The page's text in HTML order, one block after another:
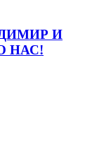
И
НАС!